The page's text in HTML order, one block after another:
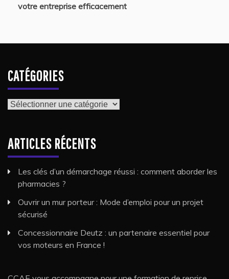
votre entreprise efficacement
CATÉGORIES
Catégories
ARTICLES RÉCENTS
Les clés d’un démarchage réussi : comment aborder les
pharmacies ?
Ouvrir un mur porteur : Mode d’emploi pour un projet
sécurisé
Concessionnaire Deutz : un partenaire essentiel pour
vos moteurs en France !